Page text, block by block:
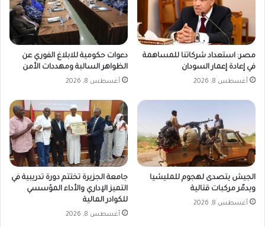
مصر: استعداد شركاتنا للمساهمة
في إعادة إعمار السودان
أغسطس 8, 2026
دعوات حكومية للابلاغ الفوري عن
الظواهر السالبة ومهددات الأمن
أغسطس 8, 2026
الجيش يتصدى لهجوم للمليشيا
ويدمّر مركبات قتالية
أغسطس 8, 2026
جامعة الجزيرة تختتم دورة تدريبية في
التميز الإداري والأداء المؤسسي
للكوادر المالية
أغسطس 8, 2026